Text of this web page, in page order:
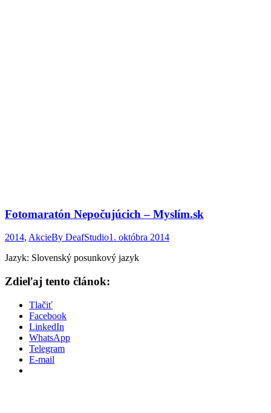
Fotomaratón Nepočujúcich – Myslím.sk
2014, AkcieBy DeafStudio1. októbra 2014
Jazyk: Slovenský posunkový jazyk
Zdieľaj tento článok:
Tlačiť
Facebook
LinkedIn
WhatsApp
Telegram
E-mail